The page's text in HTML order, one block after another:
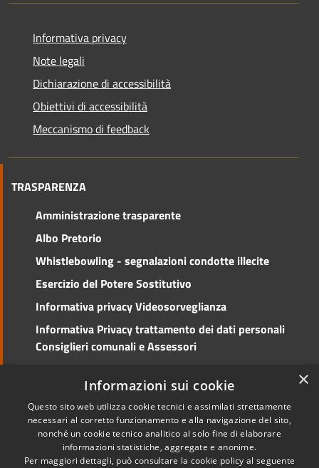
Informativa privacy
Note legali
Dichiarazione di accessibilità
Obiettivi di accessibilità
Meccanismo di feedback
TRASPARENZA
Amministrazione trasparente
Albo Pretorio
Whistlebowling - segnalazioni condotte illecite
Esercizio del Potere Sostitutivo
Informativa privacy Videosorveglianza
Informativa Privacy trattamento dei dati personali
Consiglieri comunali e Assessori
Accessibilità
Copyright © 2026 • Comune di
Cento • Powered by
×
Informazioni sui cookie
Questo sito web utilizza cookie tecnici e assimilati strettamente
necessari al corretto funzionamento e alla navigazione del sito,
nonché un cookie tecnico analitico al solo fine di elaborare
informazioni statistiche, aggregate e anonime.
Per maggiori dettagli, può consultare la cookie policy al seguente